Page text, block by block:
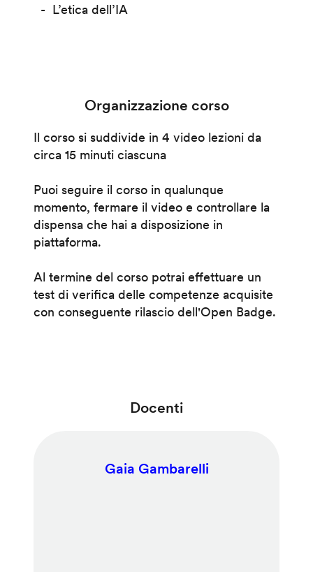
L’etica dell’IA
Organizzazione corso
Il corso si suddivide in 4 video lezioni da
circa 15 minuti ciascuna
Puoi seguire il corso in qualunque
momento, fermare il video e controllare la
dispensa che hai a disposizione in
piattaforma.
Al termine del corso potrai effettuare un
test di verifica delle competenze acquisite
con conseguente rilascio dell'Open Badge.
Docenti
Gaia Gambarelli